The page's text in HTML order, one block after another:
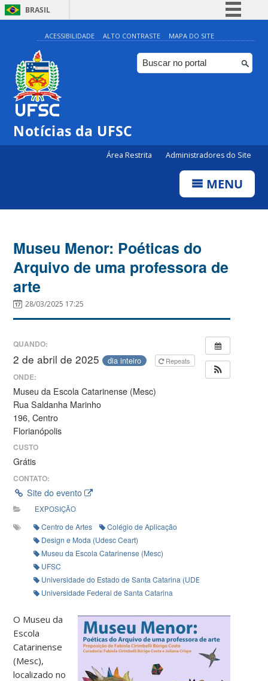
BRASIL
Simplifique!
Comunica BR
Participe
ACESSIBILIDADE ALTO CONTRASTE MAPA DO SITE
Notícias da UFSC
Área Restrita Administradores do Site
MENU
Museu Menor: Poéticas do
Arquivo de uma professora de
arte
28/03/2025 17:25
QUANDO:
2 de abril de 2025 dia inteiro Repeats
ONDE:
Museu da Escola Catarinense (Mesc)
Rua Saldanha Marinho
196, Centro
Florianópolis
CUSTO
Grátis
CONTATO:
Site do evento
EXPOSIÇÃO
Centro de Artes
Colégio de Aplicação
Design e Moda (Udesc Ceart)
Museu da Escola Catarinense (Mesc)
UFSC
Universidade do Estado de Santa Catarina (UDESC).
Universidade Federal de Santa Catarina
O Museu da
Escola
Catarinense
(Mesc),
localizado no